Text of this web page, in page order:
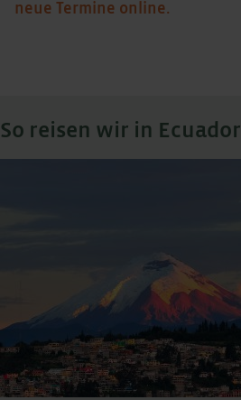
neue Termine online.
So reisen wir in Ecuador